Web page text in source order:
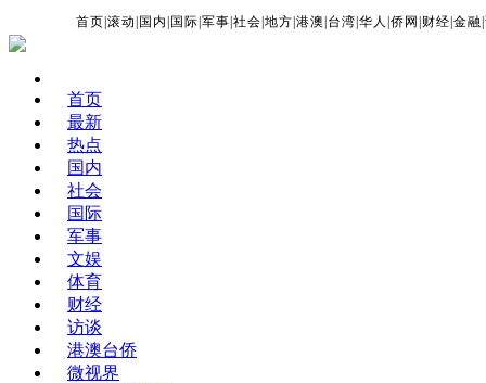
首页 |滚动 国内 国际 |军事 |社会 |地方 |港澳 台湾 |华人 |侨网 财经 |金融 |
首页
最新
热点
国内
社会
国际
军事
文娱
体育
财经
访谈
港澳台侨
微视界